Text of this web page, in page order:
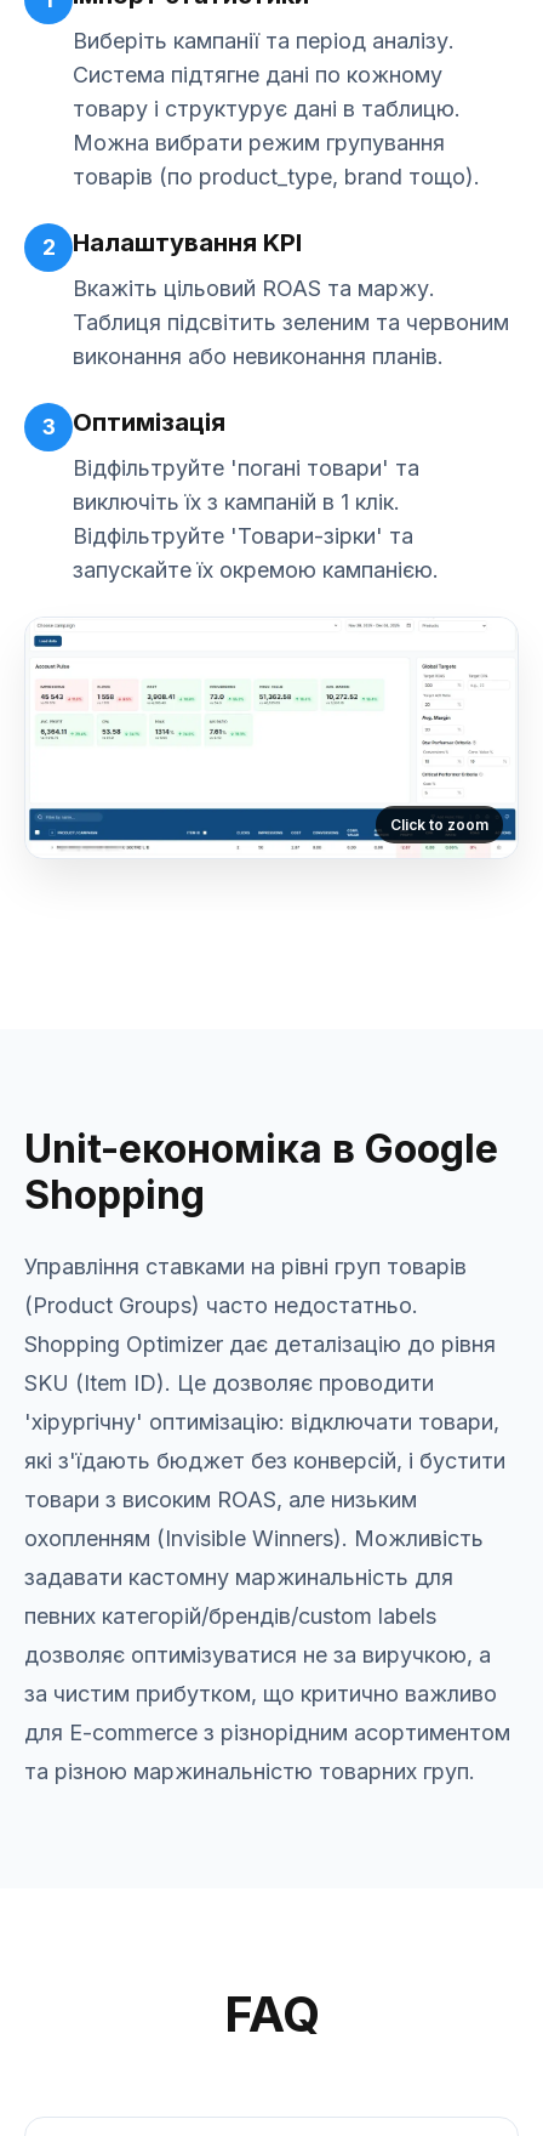
Виберіть кампанії та період аналізу.
Система підтягне дані по кожному
товару і структурує дані в таблицю.
Можна вибрати режим групування
товарів (по product_type, brand тощо).
2 Налаштування KPI
Вкажіть цільовий ROAS та маржу.
Таблиця підсвітить зеленим та червоним
виконання або невиконання планів.
3 Оптимізація
Відфільтруйте 'погані товари' та
виключіть їх з кампаній в 1 клік.
Відфільтруйте 'Товари-зірки' та
запускайте їх окремою кампанією.
Click to zoom
Unit-економіка в Google
Shopping
Управління ставками на рівні груп товарів
(Product Groups) часто недостатньо.
Shopping Optimizer дає деталізацію до рівня
SKU (Item ID). Це дозволяє проводити
'хірургічну' оптимізацію: відключати товари,
які з'їдають бюджет без конверсій, і бустити
товари з високим ROAS, але низьким
охопленням (Invisible Winners). Можливість
задавати кастомну маржинальність для
певних категорій/брендів/custom labels
дозволяє оптимізуватися не за виручкою, а
за чистим прибутком, що критично важливо
для E-commerce з різнорідним асортиментом
та різною маржинальністю товарних груп.
FAQ